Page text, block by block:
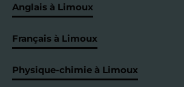
Anglais à Limoux
Français à Limoux
Physique-chimie à Limoux